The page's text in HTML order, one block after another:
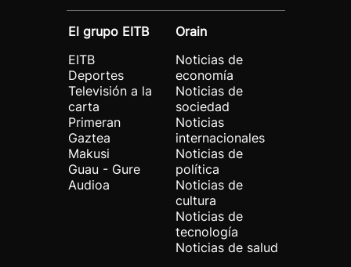
El grupo EITB
EITB
Deportes
Televisión a la
carta
Primeran
Gaztea
Makusi
Guau - Gure
Audioa
Orain
Noticias de
economía
Noticias de
sociedad
Noticias
internacionales
Noticias de
política
Noticias de
cultura
Noticias de
tecnología
Noticias de salud